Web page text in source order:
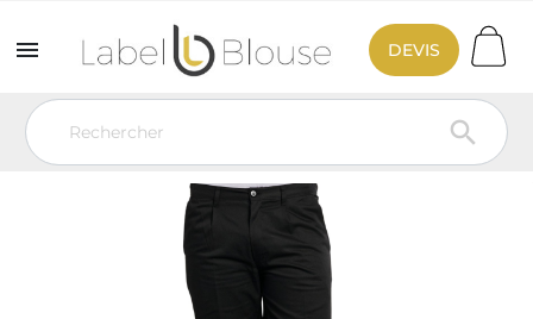


DEVIS
Vêtement de travail Vêtements de cuisine
Pantalon de cuisine